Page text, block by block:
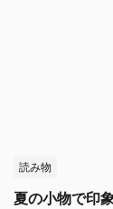
読み物
夏の小物で印